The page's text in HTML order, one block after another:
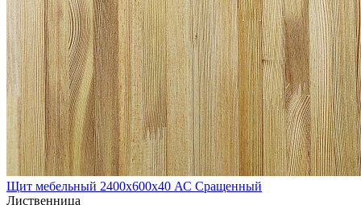
Щит мебельный 2400х600х40 АС Сращенный
Лиственница